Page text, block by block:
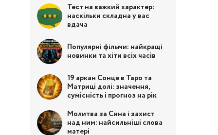
Тест на важкий характер:
наскільки складна у вас
вдача
Популярні фільми: найкращі
новинки та хіти всіх часів
19 аркан Сонце в Таро та
Матриці долі: значення,
сумісність і прогноз на рік
Молитва за Сина і захист
над ним: найсильніші слова
матері